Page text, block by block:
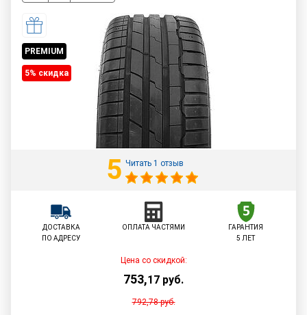
PREMIUM
5% cкидка
5 Читать 1 отзыв
ДОСТАВКА
ПО АДРЕСУ
ОПЛАТА ЧАСТЯМИ
ГАРАНТИЯ
5 ЛЕТ
Цена со скидкой:
753,17 руб.
792,78руб.